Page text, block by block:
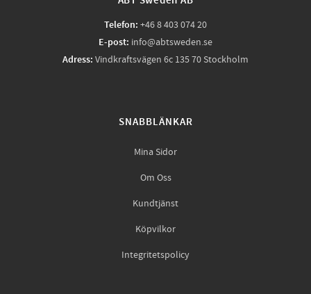
Telefon: +46 8 403 074 20
E-post: info@abtsweden.se
Adress: Vindkraftsvägen 6c 135 70 Stockholm
SNABBLÄNKAR
Mina Sidor
Om Oss
Kundtjänst
Köpvilkor
Integritetspolicy